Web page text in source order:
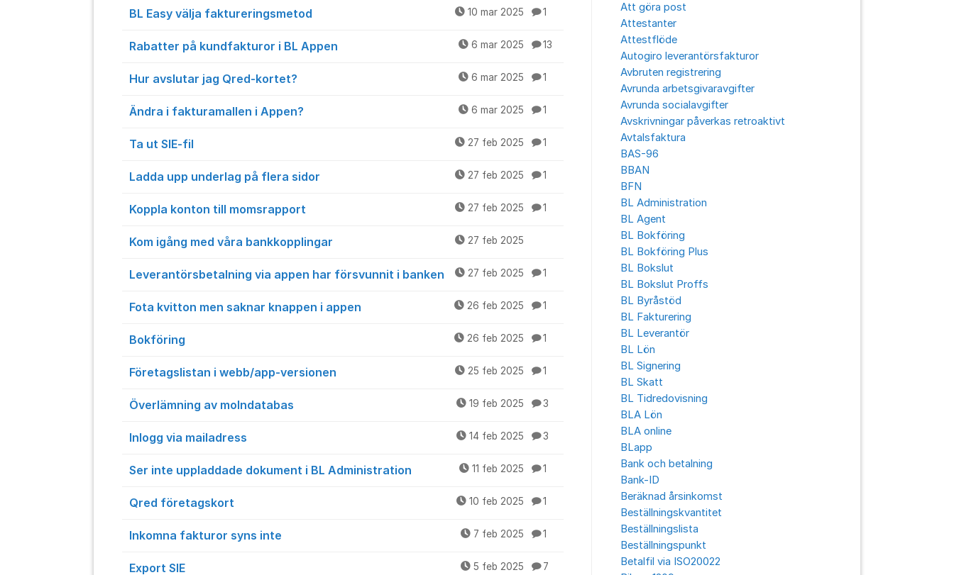
BL Easy välja faktureringsmetod 10 mar 2025 1
Rabatter på kundfakturor i BL Appen 6 mar 2025 13
Hur avslutar jag Qred-kortet? 6 mar 2025 1
Ändra i fakturamallen i Appen? 6 mar 2025 1
Ta ut SIE-fil 27 feb 2025 1
Ladda upp underlag på flera sidor 27 feb 2025 1
Koppla konton till momsrapport 27 feb 2025 1
Kom igång med våra bankkopplingar 27 feb 2025
Leverantörsbetalning via appen har försvunnit i banken 27 feb 2025 1
Fota kvitton men saknar knappen i appen 26 feb 2025 1
Bokföring 26 feb 2025 1
Företagslistan i webb/app-versionen 25 feb 2025 1
Överlämning av molndatabas 19 feb 2025 3
Inlogg via mailadress 14 feb 2025 3
Ser inte uppladdade dokument i BL Administration 11 feb 2025 1
Qred företagskort 10 feb 2025 1
Inkomna fakturor syns inte 7 feb 2025 1
Export SIE 5 feb 2025 7
Att göra post
Attestanter
Attestflöde
Autogiro leverantörsfakturor
Avbruten registrering
Avrunda arbetsgivaravgifter
Avrunda socialavgifter
Avskrivningar påverkas retroaktivt
Avtalsfaktura
BAS-96
BBAN
BFN
BL Administration
BL Agent
BL Bokföring
BL Bokföring Plus
BL Bokslut
BL Bokslut Proffs
BL Byråstöd
BL Fakturering
BL Leverantör
BL Lön
BL Signering
BL Skatt
BL Tidredovisning
BLA Lön
BLA online
BLapp
Bank och betalning
Bank-ID
Beräknad årsinkomst
Beställningskvantitet
Beställningslista
Beställningspunkt
Betalfil via ISO20022